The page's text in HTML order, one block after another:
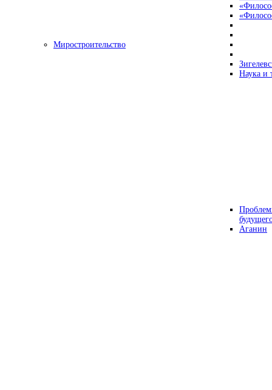
Миростроительство
Наука и
Аганин